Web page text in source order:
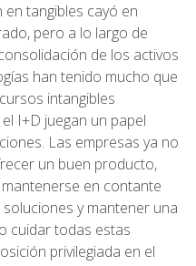
en tangibles cayó en
pero a lo largo de
de los activos
han tenido mucho que
intangibles
I+D juegan un papel
Las empresas ya no
un buen producto,
en contante
y mantener una
cuidar todas estas
privilegiada en el